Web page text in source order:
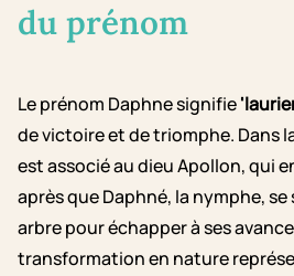
du prénom
Le prénom Daphne signifie
de victoire et de triomphe. Dans
est associé au dieu Apollon, qui
après que Daphné, la nymphe,
arbre pour échapper à ses
transformation en nature